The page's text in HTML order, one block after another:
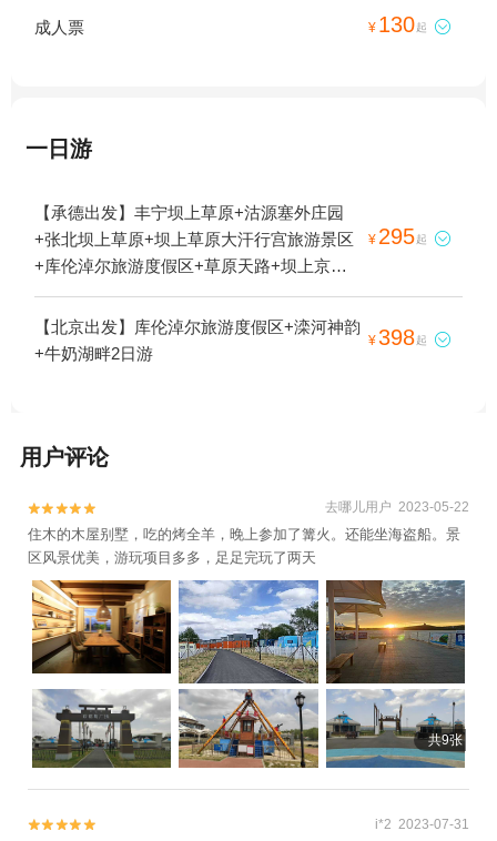
成人票 ¥ 130起 
一日游
【承德出发】丰宁坝上草原+沽源塞外庄园
+张北坝上草原+坝上草原大汗行宫旅游景区
+库伦淖尔旅游度假区+草原天路+坝上京北
第一草原景区+中国马镇旅游度假区+神仙谷
七彩森林国际旅游度假区+张北天鹅湖湿地公
园+神仙谷七彩森林国际旅游度假区-观景台1
¥ 295起 
【北京出发】库伦淖尔旅游度假区+滦河神韵
+牛奶湖畔2日游
¥398起 
用户评论

 去哪儿用户 2023-05-22
住木的木屋别墅，吃的烤全羊，晚上参加了篝火。还能坐海盗船。景
区风景优美，游玩项目多多，足足完玩了两天
共9张

 i*2 2023-07-31